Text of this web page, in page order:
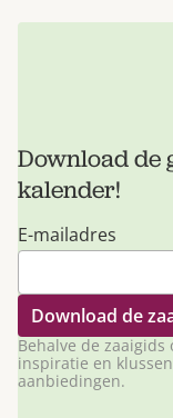
Download de
kalender!
E-mailadres
Behalve de
inspiratie en
aanbiedingen.